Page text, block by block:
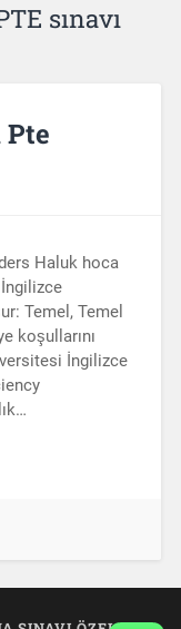
sınavı
Haluk hoca
Temel, Temel
koşullarını
İngilizce